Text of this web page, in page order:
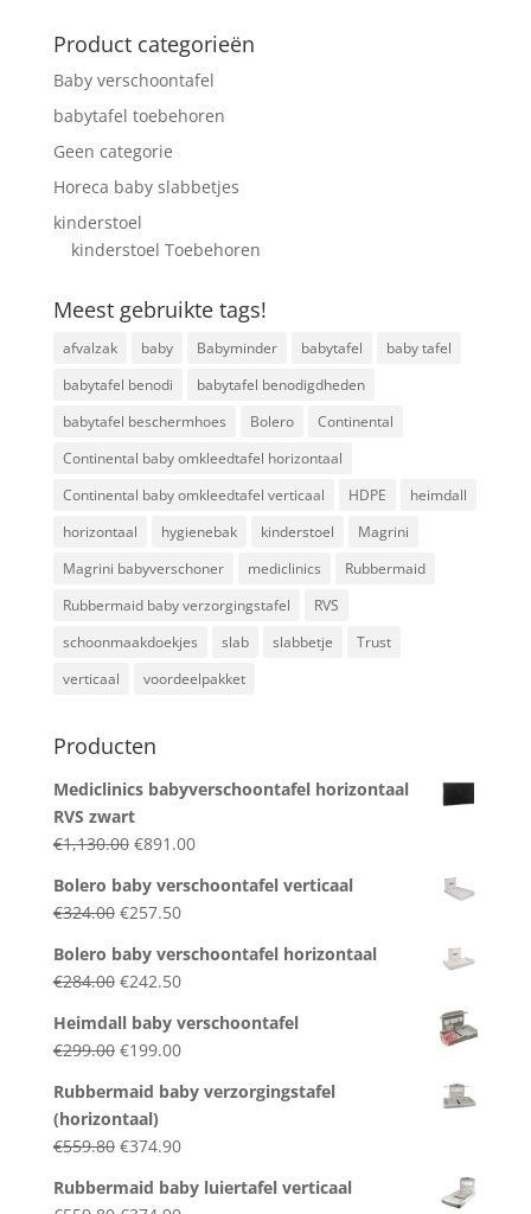
through
€119.00
Product categorieën
Baby verschoontafel
babytafel toebehoren
Geen categorie
Horeca baby slabbetjes
kinderstoel
kinderstoel Toebehoren
Meest gebruikte tags!
afvalzak baby Babyminder babytafel
baby tafel
babytafel benodi
babytafel benodigdheden
babytafel beschermhoes
Bolero
Continental
Continental baby omkleedtafel horizontaal
Continental baby omkleedtafel verticaal
HDPE
heimdall
horizontaal
hygienebak kinderstoel
Magrini
Magrini babyverschoner
mediclinics
Rubbermaid
Rubbermaid baby verzorgingstafel
RVS
schoonmaakdoekjes
slab slabbetje
Trust
verticaal
voordeelpakket
Producten
Mediclinics babyverschoontafel horizontaal
RVS zwart
€1,130.00 Original
was:
€1,130.00.
€891.00Current
is:
Bolero baby verschoontafel verticaal
€324.00 Original
was:
€324.00.
€257.50Current
is:
€257.50.
Bolero baby verschoontafel horizontaal
€284.00 Original
was:
€284.00.
€242.50Current
is:
€242.50.
Heimdall baby verschoontafel
€299.00 Original
was:
€299.00.
€199.00Current
is:
Rubbermaid baby verzorgingstafel
(horizontaal)
€559.80 Original
was:
€374.90Current
is:
Rubbermaid baby luiertafel verticaal